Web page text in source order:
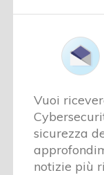
Vuoi
sicurezza
notizie più